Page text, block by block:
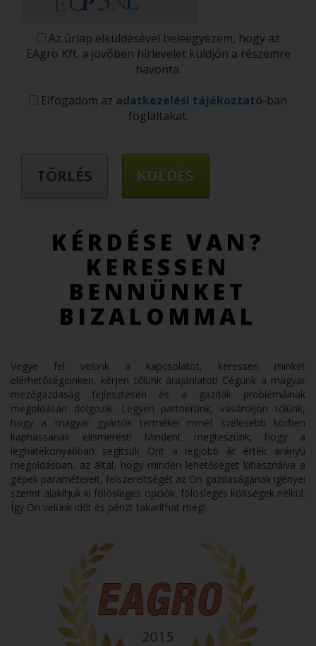
Az űrlap elküldésével beleegyezem, hogy az
EAgro Kft. a jövőben hírlevelet küldjön a részemre
havonta.
Elfogadom az adatkezelési tájékoztató-ban
foglaltakat.
KÉRDÉSE VAN?
KERESSEN
BENNÜNKET
BIZALOMMAL
Vegye fel velünk a kapcsolatot, keressen minket
elérhetőségeinken, kérjen tőlünk árajánlatot! Cégünk a magyar
mezőgazdaság fejlesztésén és a gazdák problémáinak
megoldásán dolgozik. Legyen partnerünk, vásároljon tőlünk,
hogy a magyar gyártók termékei minél szélesebb körben
kaphassanak elismerést! Mindent megteszünk, hogy a
leghatékonyabban segítsük Önt a legjobb ár érték arányú
megoldásban, az által, hogy minden lehetőséget kihasználva a
gépek paramétereit, felszereltségét az Ön gazdaságának igényei
szerint alakítjuk ki fölösleges opciók, fölösleges költségek nélkül.
Így Ön velünk időt és pénzt takaríthat meg!